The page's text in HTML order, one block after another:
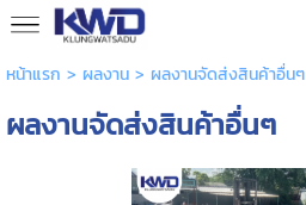
หน้าแรก > ผลงาน> ผลงานจัดส่งสินค้าอื่นๆ
ผลงานจัดส่งสินค้าอื่นๆ